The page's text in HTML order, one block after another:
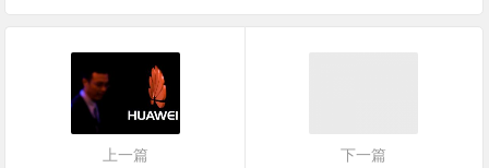
上一篇 下一篇